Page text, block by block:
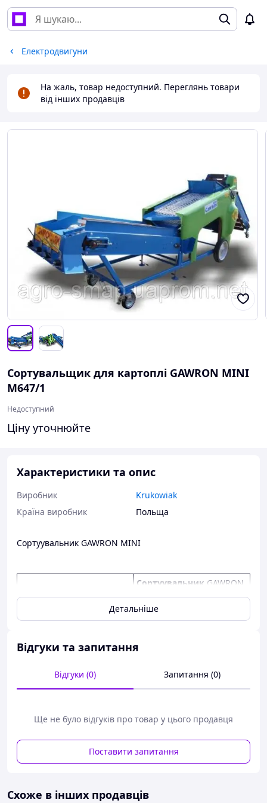
Електродвигуни
На жаль, товар недоступний. Переглянь товари
від інших продавців
Сортувальщик для картоплі GAWRON MINI
М647/1
Недоступний
Ціну уточнюйте
Характеристики та опис
Виробник
Krukowiak
Країна виробник
Польща
Сортуувальник GAWRON MINI
Сортуувальник GAWRON
MINI
Кількість сортувальних
3
Діаметр отворів сит mm
35-40-50 (інші розміри на
Розміри сита
100 x 53
Вага (кг)
~ 2,0 (засворено якістю
продуктивністю
обслуговування)
Детальніше
Відгуки та запитання
Відгуки (0) Запитання (0)
Ще не було відгуків про товар у цього продавця
Поставити запитання
Схоже в інших продавців